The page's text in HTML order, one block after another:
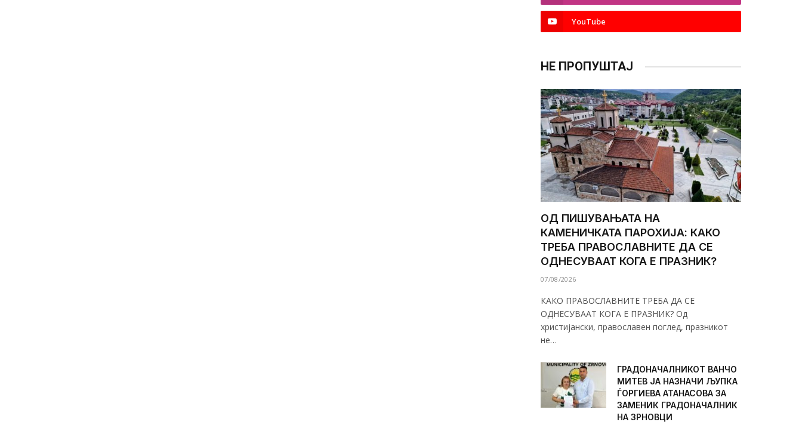
YouTube
НЕ ПРОПУШТАЈ
ОД ПИШУВАЊАТА НА
КАМЕНИЧКАТА ПАРОХИЈА: КАКО
ТРЕБА ПРАВОСЛАВНИТЕ ДА СЕ
ОДНЕСУВААТ КОГА Е ПРАЗНИК?
07/08/2026
КАКО ПРАВОСЛАВНИТЕ ТРЕБА ДА СЕ
ОДНЕСУВААТ КОГА Е ПРАЗНИК? Од
христијански, православен поглед, празникот
не…
ГРАДОНАЧАЛНИКОТ ВАНЧО
МИТЕВ ЈА НАЗНАЧИ ЉУПКА
ЃОРГИЕВА АТАНАСОВА ЗА
ЗАМЕНИК ГРАДОНАЧАЛНИК
НА ЗРНОВЦИ